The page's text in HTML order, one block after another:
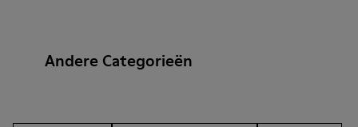
Andere Categorieën